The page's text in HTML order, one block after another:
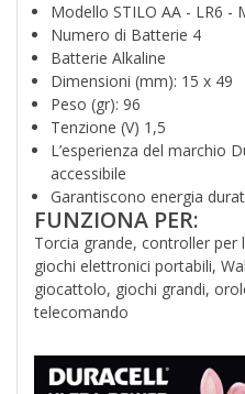
Modello STILO AA - LR6 -
Numero di Batterie 4
Batterie Alkaline
Dimensioni (mm): 15 x 49
Peso (gr): 96
Tenzione (V) 1,5
L’esperienza del marchio
accessibile
Garantiscono energia
FUNZIONA PER:
Torcia grande, controller
giochi elettronici portabili,
giocattolo, giochi grandi,
telecomando